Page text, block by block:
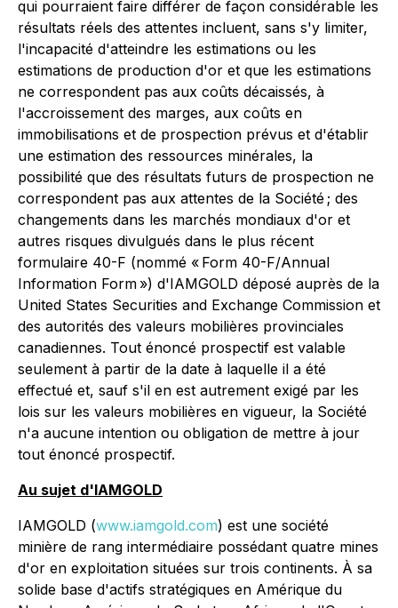
qui pourraient faire différer de façon considérable les
résultats réels des attentes incluent, sans s'y limiter,
l'incapacité d'atteindre les estimations ou les
estimations de production d'or et que les estimations
ne correspondent pas aux coûts décaissés, à
l'accroissement des marges, aux coûts en
immobilisations et de prospection prévus et d'établir
une estimation des ressources minérales, la
possibilité que des résultats futurs de prospection ne
correspondent pas aux attentes de la Société ; des
changements dans les marchés mondiaux d'or et
autres risques divulgués dans le plus récent
formulaire 40-F (nommé « Form 40-F/Annual
Information Form ») d'IAMGOLD déposé auprès de la
United States Securities and Exchange Commission et
des autorités des valeurs mobilières provinciales
canadiennes. Tout énoncé prospectif est valable
seulement à partir de la date à laquelle il a été
effectué et, sauf s'il en est autrement exigé par les
lois sur les valeurs mobilières en vigueur, la Société
n'a aucune intention ou obligation de mettre à jour
tout énoncé prospectif.
Au sujet d'IAMGOLD
IAMGOLD (www.iamgold.com) est une société
minière de rang intermédiaire possédant quatre mines
d'or en exploitation situées sur trois continents. À sa
solide base d'actifs stratégiques en Amérique du